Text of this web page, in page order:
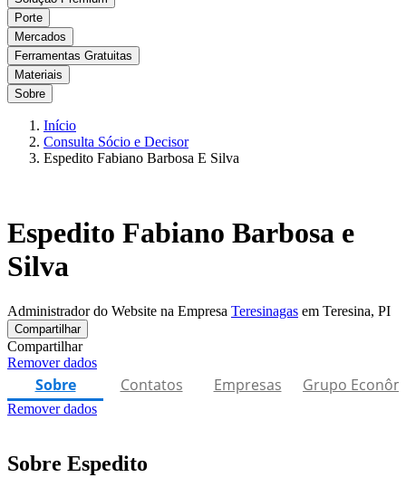
Porte
Mercados
Ferramentas Gratuitas
Materiais
Sobre
Início
Consulta Sócio e Decisor
Espedito Fabiano Barbosa E Silva
Espedito Fabiano Barbosa e
Silva
Administrador do Website na Empresa Teresinagas em Teresina, PI
Compartilhar
Compartilhar
Remover dados
Sobre Contatos Empresas Grupo
Remover dados
Sobre Espedito